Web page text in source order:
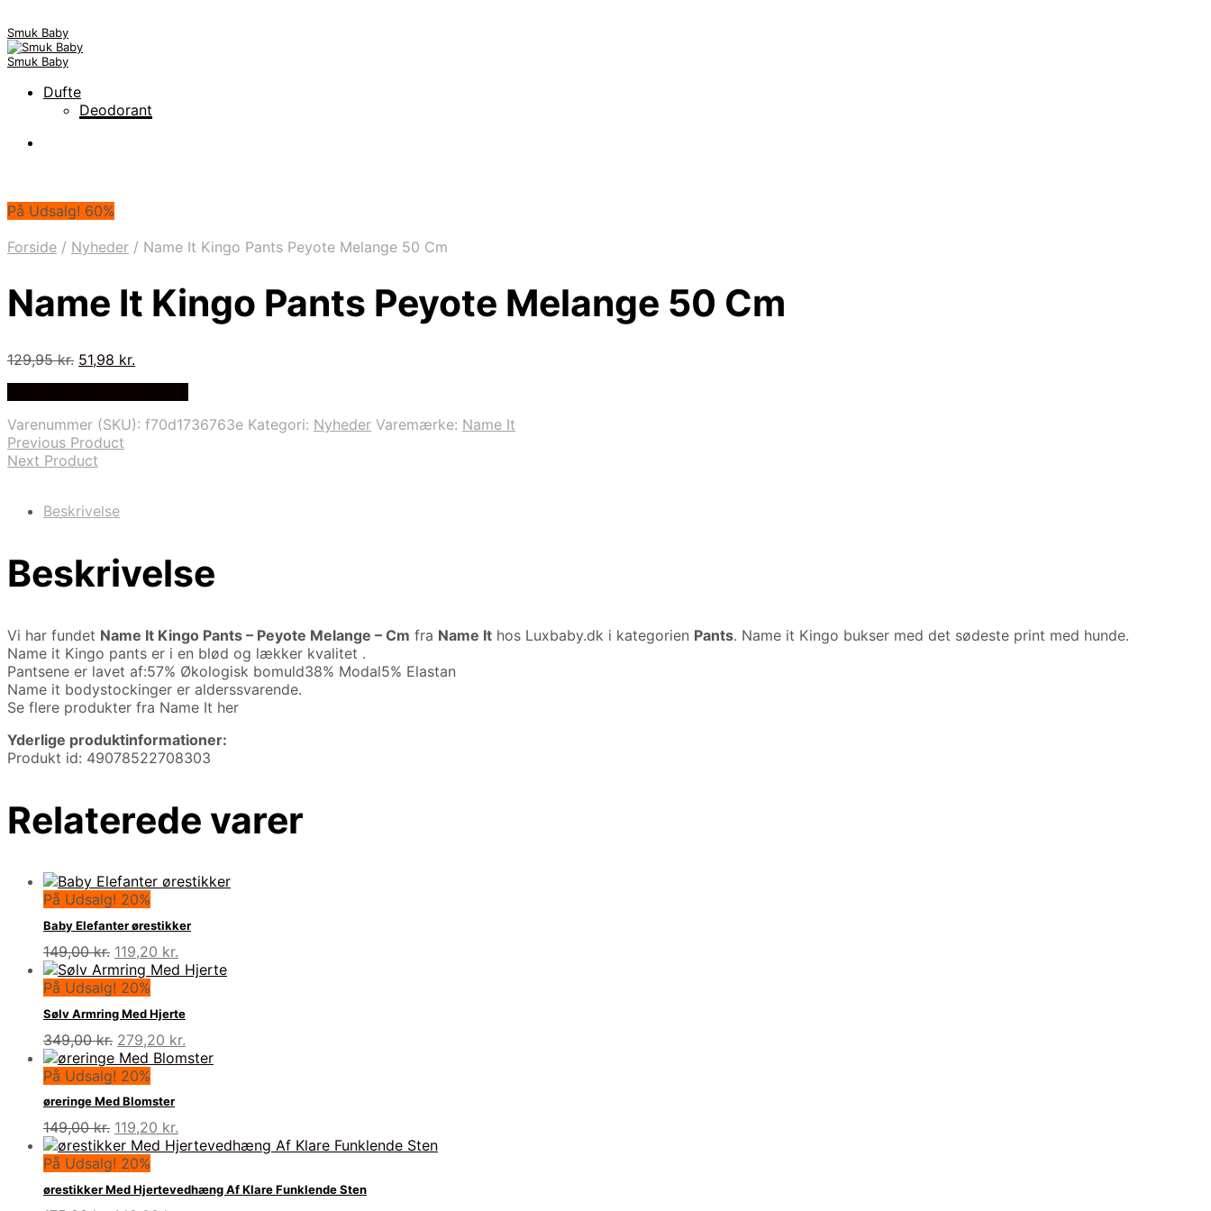
Smuk Baby
Smuk Baby
Dufte
Deodorant
På Udsalg! 60%
Forside / Nyheder / Name It Kingo Pants Peyote Melange 50 Cm
Name It Kingo Pants Peyote Melange 50 Cm
129,95kr. Den
129,95 kr..
51,98 kr.
51,98 kr..
Varenummer (SKU): f70d1736763e Kategori: Nyheder Varemærke: Name It
Previous Product
Next Product
Beskrivelse
Beskrivelse
Vi har fundet Name It Kingo Pants – Peyote Melange – Cm fra Name It hos Luxbaby.dk i kategorien Pants. Name it Kingo bukser med det sødeste print med hunde.
Name it Kingo pants er i en blød og lækker kvalitet .
Pantsene er lavet af:57% Økologisk bomuld38% Modal5% Elastan
Name it bodystockinger er alderssvarende.
Se flere produkter fra Name It her
Yderlige produktinformationer:
Produkt id: 49078522708303
Relaterede varer
På Udsalg! 20%
Baby Elefanter ørestikker
149,00kr. Den
oprindelige
pris
var:
149,00 kr..
119,20 kr.
aktuelle
119,20 kr..
På Udsalg! 20%
Sølv Armring Med Hjerte
349,00kr. Den
oprindelige
pris
var:
349,00 kr..
279,20 kr.
aktuelle
På Udsalg! 20%
øreringe Med Blomster
149,00kr. Den
oprindelige
pris
var:
149,00 kr..
119,20 kr.
aktuelle
er:
119,20 kr..
På Udsalg! 20%
ørestikker Med Hjertevedhæng Af Klare Funklende Sten